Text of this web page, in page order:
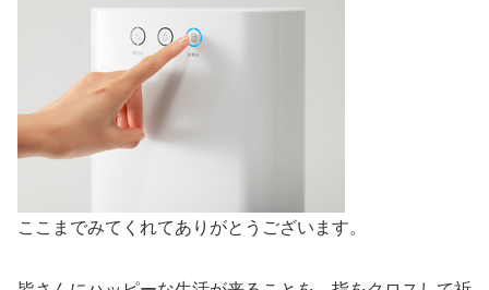
ここまでみてくれてありがとうございます。